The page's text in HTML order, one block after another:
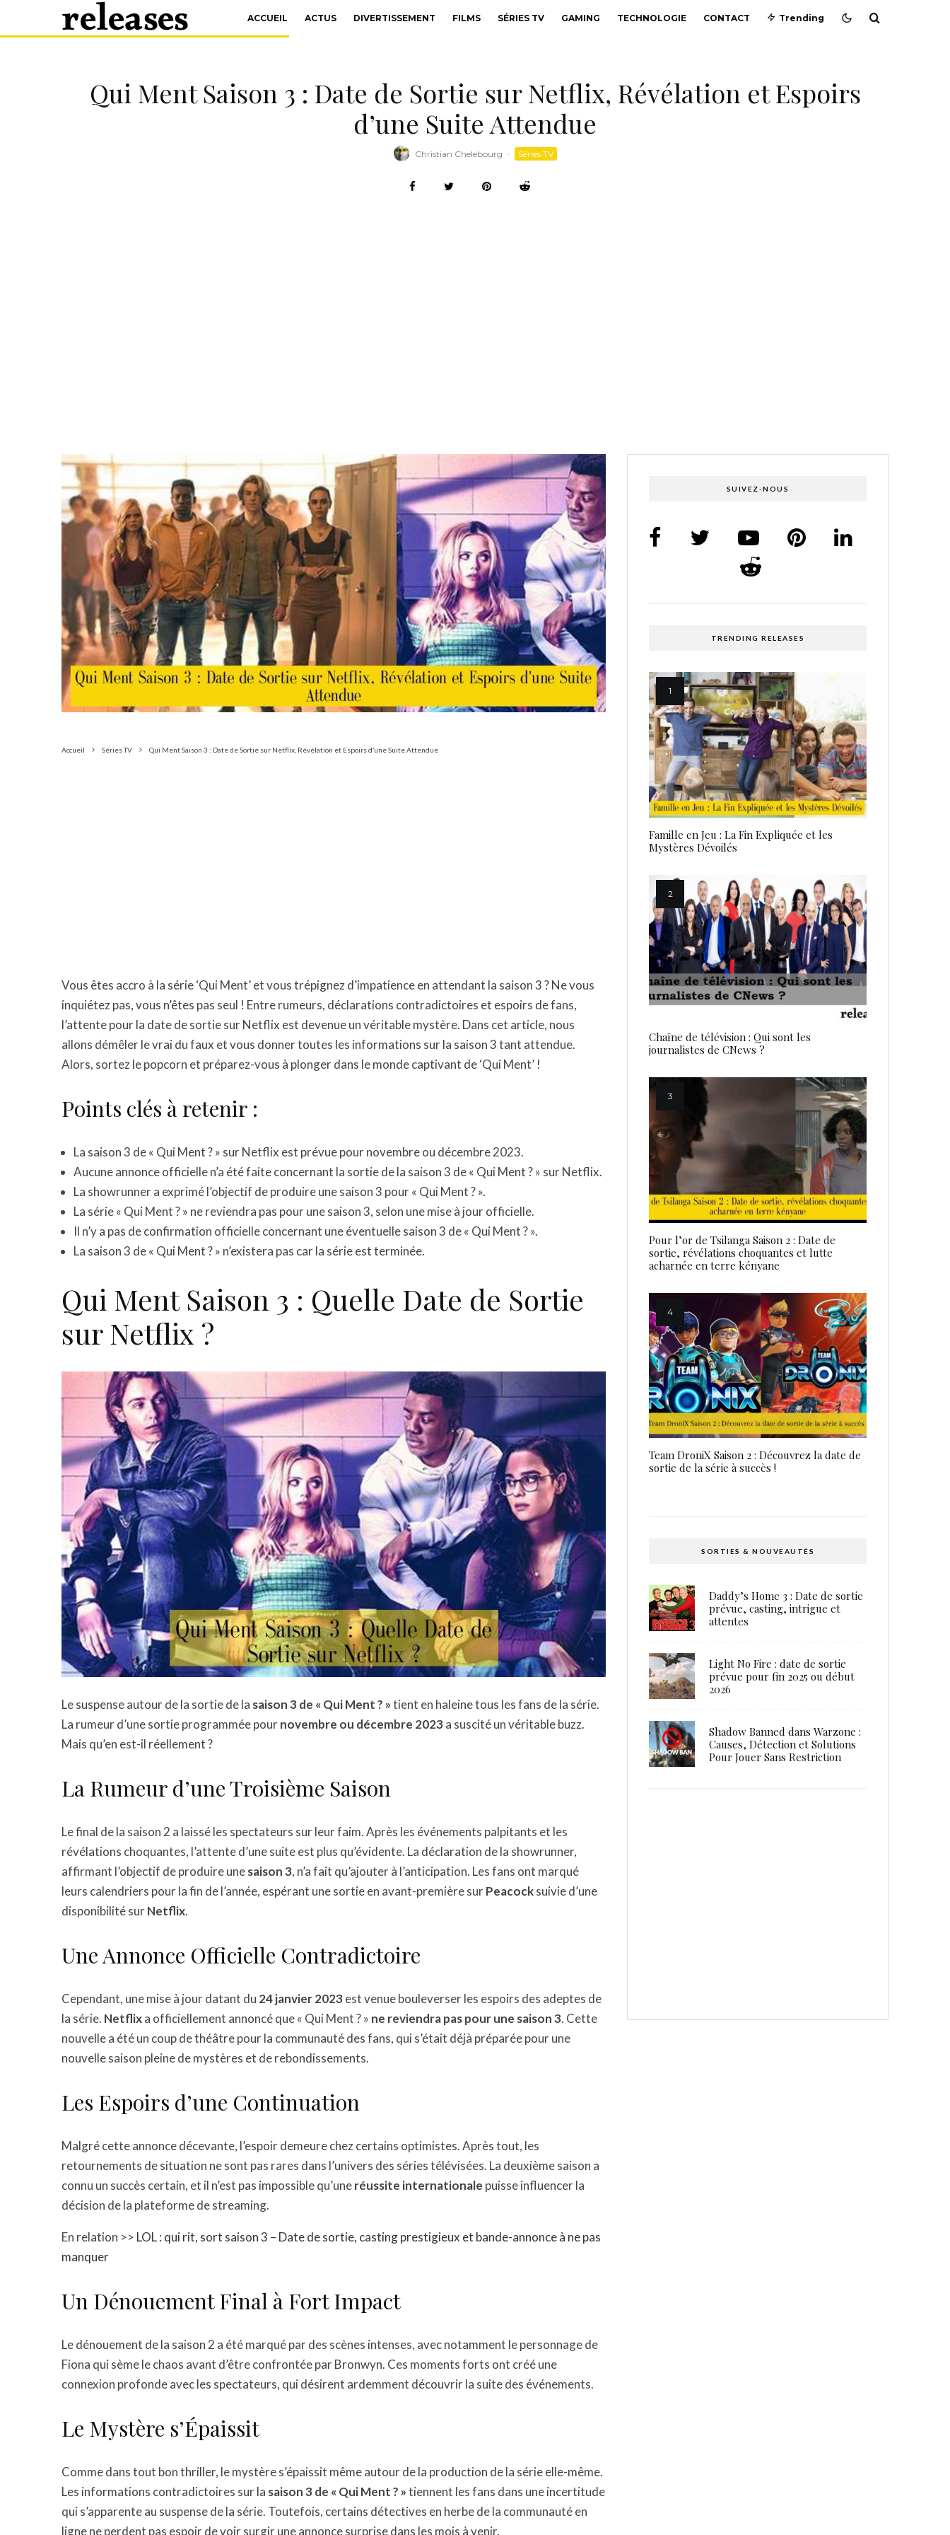
ACCUEIL ACTUS DIVERTISSEMENT FILMS SÉRIES TV GAMING TECHNOLOGIE CONTACT Trending
Qui Ment Saison 3 : Date de Sortie sur Netflix, Révélation et Espoirs
d’une Suite Attendue
Christian Chelebourg · Séries TV
Accueil Séries TV Qui Ment Saison 3 : Date de Sortie sur Netflix, Révélation et Espoirs d’une Suite Attendue
Vous êtes accro à la série ‘Qui Ment’ et vous trépignez d’impatience en attendant la saison 3 ? Ne vous
inquiétez pas, vous n’êtes pas seul ! Entre rumeurs, déclarations contradictoires et espoirs de fans,
l’attente pour la date de sortie sur Netflix est devenue un véritable mystère. Dans cet article, nous
allons démêler le vrai du faux et vous donner toutes les informations sur la saison 3 tant attendue.
Alors, sortez le popcorn et préparez-vous à plonger dans le monde captivant de ‘Qui Ment’ !
Points clés à retenir :
La saison 3 de « Qui Ment ? » sur Netflix est prévue pour novembre ou décembre 2023.
Aucune annonce officielle n’a été faite concernant la sortie de la saison 3 de « Qui Ment ? » sur Netflix.
La showrunner a exprimé l’objectif de produire une saison 3 pour « Qui Ment ? ».
La série « Qui Ment ? » ne reviendra pas pour une saison 3, selon une mise à jour officielle.
Il n’y a pas de confirmation officielle concernant une éventuelle saison 3 de « Qui Ment ? ».
La saison 3 de « Qui Ment ? » n’existera pas car la série est terminée.
Qui Ment Saison 3 : Quelle Date de Sortie
sur Netflix ?
Le suspense autour de la sortie de la saison 3 de « Qui Ment ? »tient en haleine tous les fans de la série.
La rumeur d’une sortie programmée pournovembre ou décembre 2023a suscité un véritable buzz.
Mais qu’en est-il réellement ?
La Rumeur d’une Troisième Saison
Le final de la saison 2 a laissé les spectateurs sur leur faim. Après les événements palpitants et les
révélations choquantes, l’attente d’une suite est plus qu’évidente. La déclaration de la showrunner,
affirmant l’objectif de produire unesaison 3, n’a fait qu’ajouter à l’anticipation. Les fans ont marqué
leurs calendriers pour la fin de l’année, espérant une sortie en avant-première surPeacocksuivie d’une
disponibilité surNetflix.
Une Annonce Officielle Contradictoire
Cependant, une mise à jour datant du 24 janvier 2023est venue bouleverser les espoirs des adeptes de
la série. Netflixa officiellement annoncé que « Qui Ment ? » ne reviendra pas pour une saison 3. Cette
nouvelle a été un coup de théâtre pour la communauté des fans, qui s’était déjà préparée pour une
nouvelle saison pleine de mystères et de rebondissements.
Les Espoirs d’une Continuation
Malgré cette annonce décevante, l’espoir demeure chez certains optimistes. Après tout, les
retournements de situation ne sont pas rares dans l’univers des séries télévisées. La deuxième saison a
connu un succès certain, et il n’est pas impossible qu’uneréussite internationale puisse influencer la
décision de la plateforme de streaming.
En relation >> LOL : qui rit, sort saison 3 – Date de sortie, casting prestigieux et bande-annonce à ne pas
manquer
Un Dénouement Final à Fort Impact
Le dénouement de la saison 2 a été marqué par des scènes intenses, avec notamment le personnage de
Fiona qui sème le chaos avant d’être confrontée par Bronwyn. Ces moments forts ont créé une
connexion profonde avec les spectateurs, qui désirent ardemment découvrir la suite des événements.
Le Mystère s’Épaissit
Comme dans tout bon thriller, le mystère s’épaissit même autour de la production de la série elle-même.
Les informations contradictoires sur la saison 3 de « Qui Ment ? »tiennent les fans dans une incertitude
qui s’apparente au suspense de la série. Toutefois, certains détectives en herbe de la communauté en
ligne ne perdent pas espoir de voir surgir une annonce surprise dans les mois à venir.
SUIVEZ-NOUS
TRENDING RELEASES
Famille en Jeu : La Fin Expliquée et les
Mystères Dévoilés
Chaîne de télévision : Qui sont les
journalistes de CNews ?
Pour l’or de Tsilanga Saison 2 : Date de
sortie, révélations choquantes et lutte
acharnée en terre kényane
Team DroniX Saison 2 : Découvrez la date de
sortie de la série à succès !
SORTIES & NOUVEAUTÉS
Daddy’s Home 3 : Date de sortie
prévue, casting, intrigue et
attentes
Light No Fire : date de sortie
prévue pour fin 2025 ou début
2026
Shadow Banned dans Warzone :
Causes, Détection et Solutions
Pour Jouer Sans Restriction